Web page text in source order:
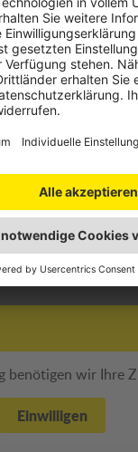
wir Ihre
den Einsatz von
benötigen wir Ihre
Einwilligen